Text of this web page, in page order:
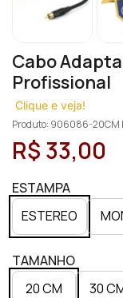
Cabo
Profissional
Clique e veja!
Produto: 906086-20CM
R$ 33,00
ESTAMPA
ESTEREO
TAMANHO
20 CM
30